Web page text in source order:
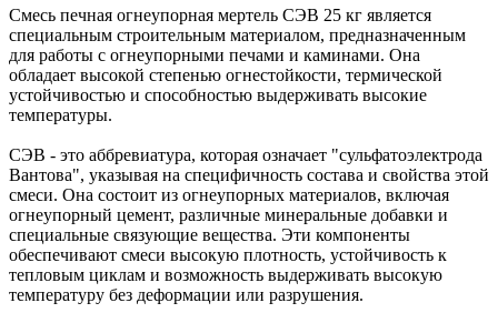
Смесь печная огнеупорная мертель СЭВ 25 кг является
специальным строительным материалом, предназначенным
для работы с огнеупорными печами и каминами. Она
обладает высокой степенью огнестойкости, термической
устойчивостью и способностью выдерживать высокие
температуры.
СЭВ - это аббревиатура, которая означает "сульфатоэлектрода
Вантова", указывая на специфичность состава и свойства этой
смеси. Она состоит из огнеупорных материалов, включая
огнеупорный цемент, различные минеральные добавки и
специальные связующие вещества. Эти компоненты
обеспечивают смеси высокую плотность, устойчивость к
тепловым циклам и возможность выдерживать высокую
температуру без деформации или разрушения.